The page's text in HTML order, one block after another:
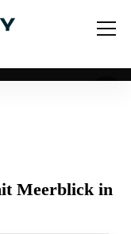
Meerblick in